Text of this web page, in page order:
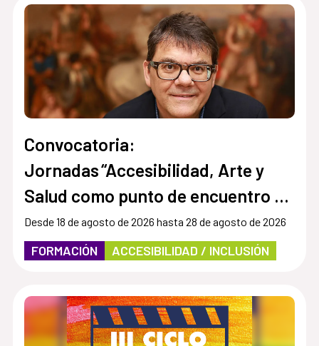
Convocatoria:
Jornadas “Accesibilidad, Arte y
Salud como punto de encuentro y
cultura inclusiva en museos,
instituciones y centros culturales”
Desde 18 de agosto de 2026 hasta 28 de agosto de 2026
FORMACIÓN ACCESIBILIDAD / INCLUSIÓN